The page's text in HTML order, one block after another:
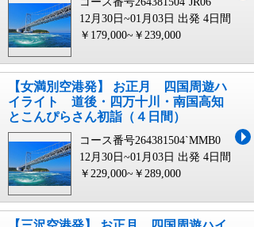
12月30日~01月03日 出発 4日間
￥179,000~￥239,000
【女満別空港発】 お正月 四国周遊ハ
イライト 道後・四万十川・南国高知
とこんぴらさん初詣（４日間）
コース番号264381504`MMB0
12月30日~01月03日 出発 4日間
￥229,000~￥289,000